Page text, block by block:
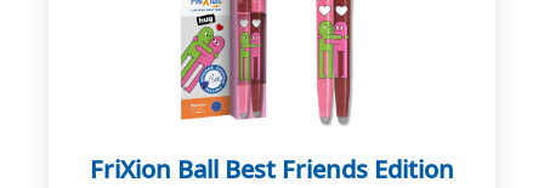
FriXion Ball Best Friends Edition